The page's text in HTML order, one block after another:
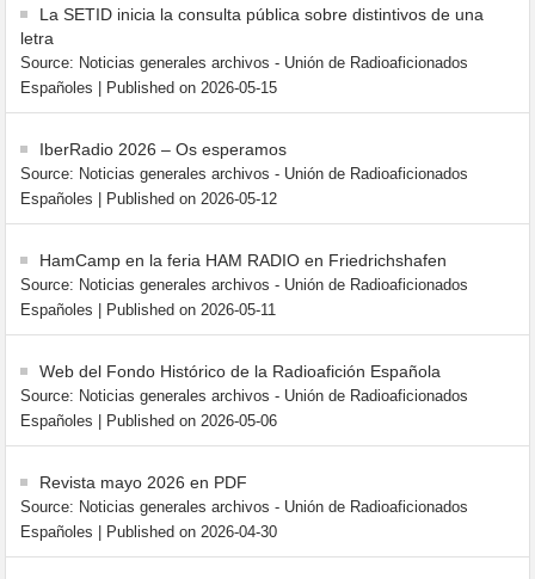
La SETID inicia la consulta pública sobre distintivos de una
letra
Source: Noticias generales archivos - Unión de Radioaficionados
Españoles
Published on 2026-05-15
IberRadio 2026 – Os esperamos
Source: Noticias generales archivos - Unión de Radioaficionados
Españoles
Published on 2026-05-12
HamCamp en la feria HAM RADIO en Friedrichshafen
Source: Noticias generales archivos - Unión de Radioaficionados
Españoles
Published on 2026-05-11
Web del Fondo Histórico de la Radioafición Española
Source: Noticias generales archivos - Unión de Radioaficionados
Españoles
Published on 2026-05-06
Revista mayo 2026 en PDF
Source: Noticias generales archivos - Unión de Radioaficionados
Españoles
Published on 2026-04-30